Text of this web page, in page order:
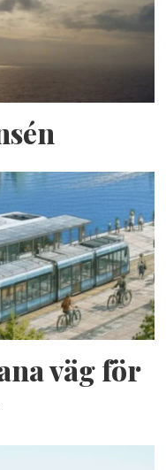
väg för